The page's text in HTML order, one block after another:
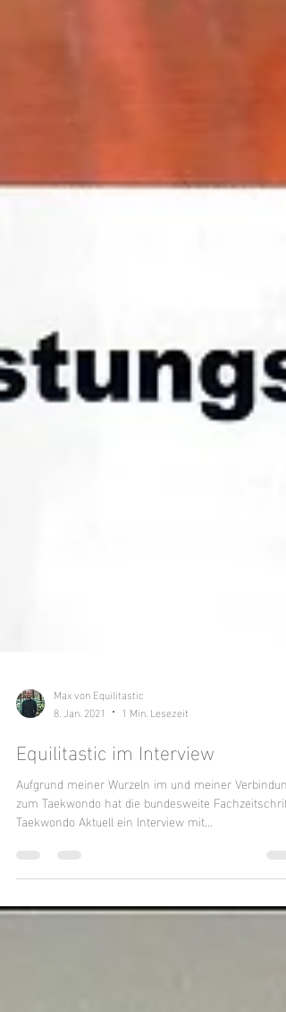
Max von Equilitastic
8. Jan. 2021
1 Min. Lesezeit
Equilitastic im Interview
zum Taekwondo hat die bundesweite Fachzeitschrift